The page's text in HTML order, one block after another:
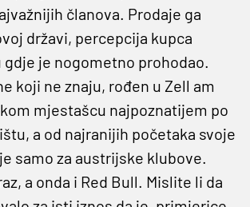
članova. Prodaje ga
državi, percepcija kupca
je nogometno prohodao.
koji ne znaju, rođen u Zell am
mjestašcu najpoznatijem po
a od najranijih početaka svoje
samo za austrijske klubove.
a onda i Red Bull. Mislite li da